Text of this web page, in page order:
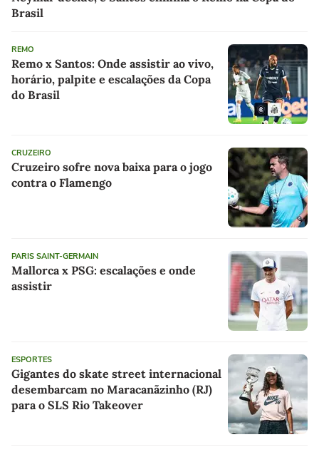
Brasil
REMO
Remo x Santos: Onde assistir ao vivo,
horário, palpite e escalações da Copa
do Brasil
CRUZEIRO
Cruzeiro sofre nova baixa para o jogo
contra o Flamengo
PARIS SAINT-GERMAIN
Mallorca x PSG: escalações e onde
assistir
ESPORTES
Gigantes do skate street internacional
desembarcam no Maracanãzinho (RJ)
para o SLS Rio Takeover